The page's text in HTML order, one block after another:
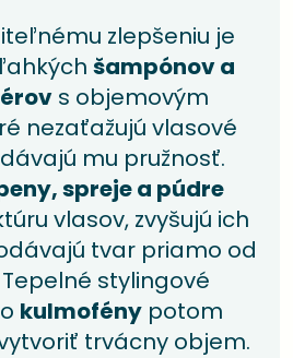
zlepšeniu je
šampónov a
s objemovým
nezaťažujú vlasové
mu pružnosť.
spreje a púdre
vlasov, zvyšujú ich
tvar priamo od
stylingové
kulmofénypotom
trvácny objem.